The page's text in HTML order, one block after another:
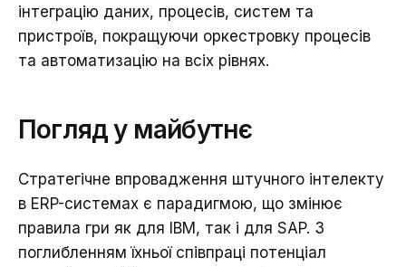
інтеграцію даних, процесів, систем та
пристроїв, покращуючи оркестровку процесів
та автоматизацію на всіх рівнях.
Погляд у майбутнє
Стратегічне впровадження штучного інтелекту
в ERP-системах є парадигмою, що змінює
правила гри як для IBM, так і для SAP. З
поглибленням їхньої співпраці потенціал